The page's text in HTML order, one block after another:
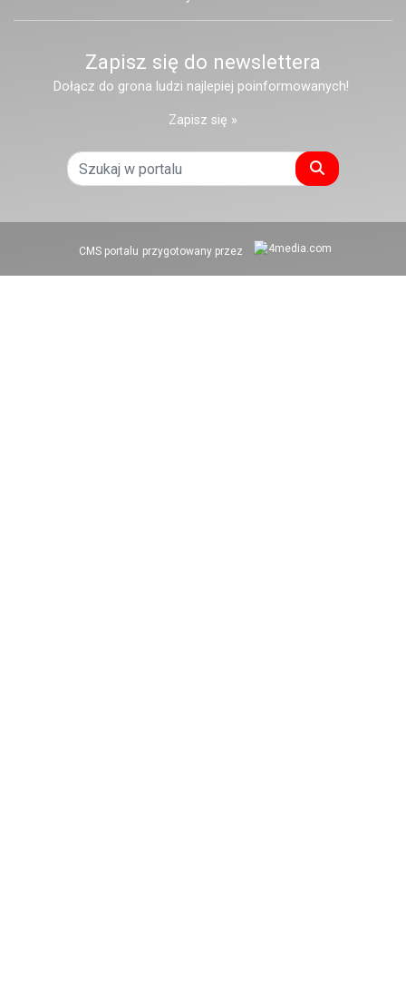
Zapisz się do newslettera
Dołącz do grona ludzi najlepiej poinformowanych!
Zapisz się »
Szukaj
CMS portalu przygotowany przez